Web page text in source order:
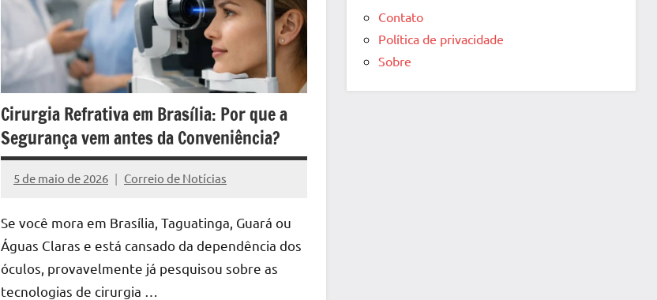
Cirurgia Refrativa em Brasília: Por que a
Segurança vem antes da Conveniência?
5 de maio de 2026 Correio de Notícias
Nenhum
Se você mora em Brasília, Taguatinga, Guará ou
Águas Claras e está cansado da dependência dos
óculos, provavelmente já pesquisou sobre as
tecnologias de cirurgia …
Contato
Política de privacidade
Sobre